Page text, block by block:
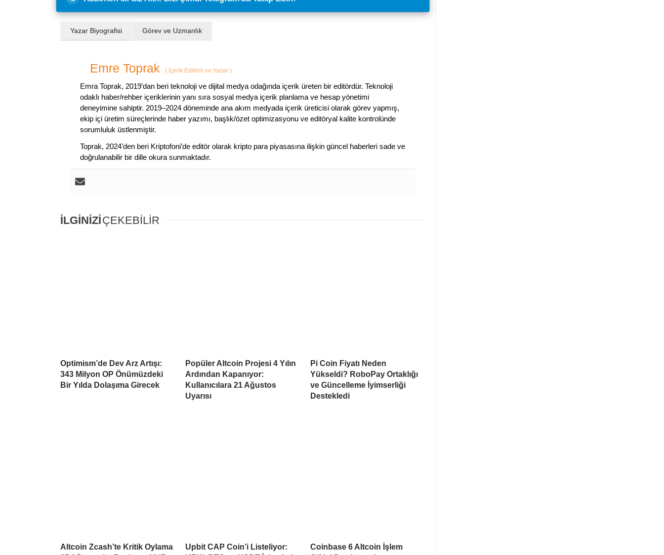
Yazar Biyografisi Görev ve Uzmanlık
Emre Toprak ( İçerik Editörü ve Yazar )
Emra Toprak, 2019’dan beri teknoloji ve dijital medya odağında içerik üreten bir editördür. Teknoloji
odaklı haber/rehber içeriklerinin yanı sıra sosyal medya içerik planlama ve hesap yönetimi
deneyimine sahiptir. 2019–2024 döneminde ana akım medyada içerik üreticisi olarak görev yapmış,
ekip içi üretim süreçlerinde haber yazımı, başlık/özet optimizasyonu ve editöryal kalite kontrolünde
sorumluluk üstlenmiştir.
Toprak, 2024’den beri Kriptofoni’de editör olarak kripto para piyasasına ilişkin güncel haberleri sade ve
doğrulanabilir bir dille okura sunmaktadır.
İLGİNİZİÇEKEBİLİR
Optimism’de Dev Arz Artışı:
343 Milyon OP Önümüzdeki
Bir Yılda Dolaşıma Girecek
Popüler Altcoin Projesi 4 Yılın
Ardından Kapanıyor:
Kullanıcılara 21 Ağustos
Uyarısı
Pi Coin Fiyatı Neden
Yükseldi? RoboPay Ortaklığı
ve Güncelleme İyimserliği
Destekledi
Altcoin Zcash’te Kritik Oylama
Upbit CAP Coin’i Listeliyor:
Coinbase 6 Altcoin İşlem